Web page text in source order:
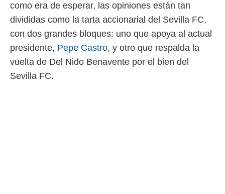
como era de esperar, las opiniones están tan
divididas como la tarta accionarial del Sevilla FC,
con dos grandes bloques: uno que apoya al actual
presidente, Pepe Castro, y otro que respalda la
vuelta de Del Nido Benavente por el bien del
Sevilla FC.